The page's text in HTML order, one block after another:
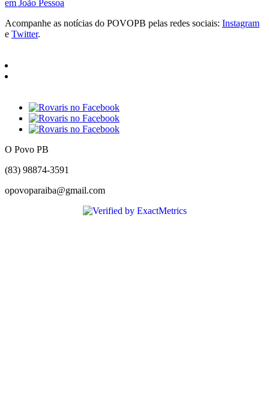
em João Pessoa
Acompanhe as notícias do POVOPB pelas redes sociais: Instagram
e Twitter.
O Povo PB
(83) 98874-3591
opovoparaiba@gmail.com